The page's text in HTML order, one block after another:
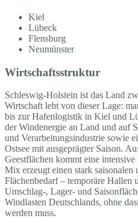
Kiel
Lübeck
Flensburg
Neumünster
Wirtschaftsstruktur
Schleswig-Holstein ist das Land
Wirtschaft lebt von dieser Lage:
bis zur Hafenlogistik in Kiel und
der Windenergie an Land und auf
und Verarbeitungsindustrie sowie
Ostsee mit ausgeprägter Saison.
Geestflächen kommt eine
Mix erzeugt einen stark saisonalen
Flächenbedarf – temporäre Hallen
Umschlag-, Lager- und
Windlasten Deutschlands, ohne
werden muss.